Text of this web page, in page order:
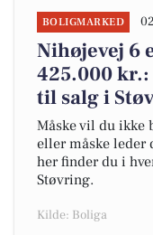
BOLIGMARKED
Nihøjevej 6
425.000
til salg i
Måske vil du ikke
eller måske leder
her finder du i
Støvring.
Kilde: Boliga